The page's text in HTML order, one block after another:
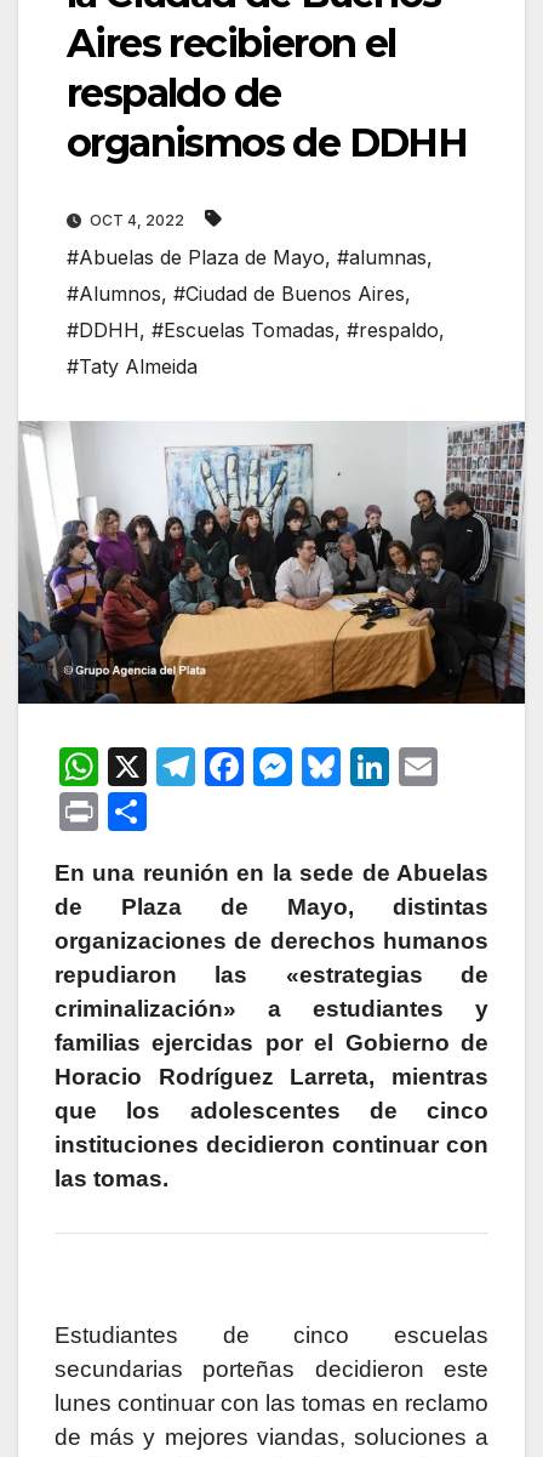
Aires recibieron el
respaldo de
organismos de DDHH
OCT 4, 2022
#Abuelas de Plaza de Mayo, #alumnas,
#Alumnos, #Ciudad de Buenos Aires,
#DDHH, #Escuelas Tomadas, #respaldo,
#Taty Almeida
W
h
at
s
A
p
p
X
T
gr
m
F
e
b
o
k
M
s
e
n
g
er
Bl
s
k
y
Li
e
dI
n
P
nt m
p
ar
tir
En una reunión en la sede de Abuelas
de Plaza de Mayo, distintas
organizaciones de derechos humanos
repudiaron las «estrategias de
criminalización» a estudiantes y
familias ejercidas por el Gobierno de
Horacio Rodríguez Larreta, mientras
que los adolescentes de cinco
instituciones decidieron continuar con
las tomas.
Estudiantes de cinco escuelas
secundarias porteñas decidieron este
lunes continuar con las tomas en reclamo
de más y mejores viandas, soluciones a